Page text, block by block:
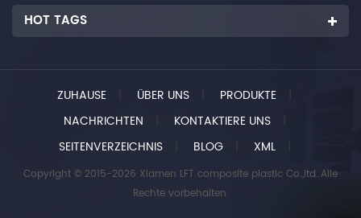
HOT TAGS
ZUHAUSE ÜBER UNS PRODUKTE
NACHRICHTEN
KONTAKTIERE UNS
SEITENVERZEICHNIS
BLOG XML
Copyright © 2015-2026 Xiamen LFT composite plastic Co.,ltd..Alle
Rechte vorbehalten.